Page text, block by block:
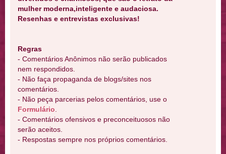
mulher moderna,inteligente e audaciosa.
Resenhas e entrevistas exclusivas!
Regras
- Comentários Anônimos não serão publicados
nem respondidos.
- Não faça propaganda de blogs/sites nos
comentários.
- Não peça parcerias pelos comentários, use o
Formulário.
- Comentários ofensivos e preconceituosos não
serão aceitos.
- Respostas sempre nos próprios comentários.